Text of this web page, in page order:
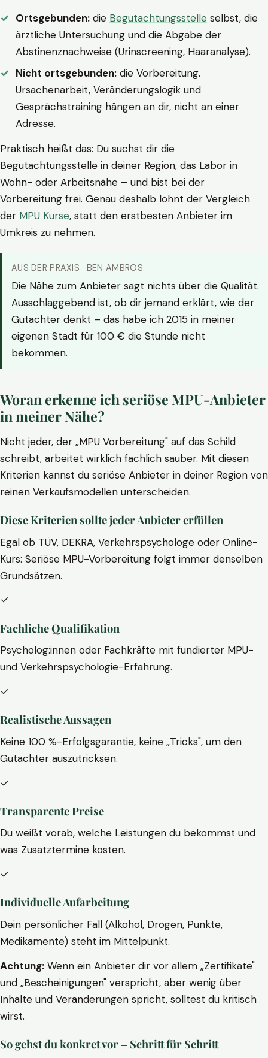
Ortsgebunden: die Begutachtungsstelle selbst, die
ärztliche Untersuchung und die Abgabe der
Abstinenznachweise (Urinscreening, Haaranalyse).
Nicht ortsgebunden: die Vorbereitung.
Ursachenarbeit, Veränderungslogik und
Gesprächstraining hängen an dir, nicht an einer
Adresse.
Praktisch heißt das: Du suchst dir die
Begutachtungsstelle in deiner Region, das Labor in
Wohn- oder Arbeitsnähe – und bist bei der
Vorbereitung frei. Genau deshalb lohnt der Vergleich
der MPU Kurse, statt den erstbesten Anbieter im
Umkreis zu nehmen.
AUS DER PRAXIS · BEN AMBROS
Die Nähe zum Anbieter sagt nichts über die Qualität.
Ausschlaggebend ist, ob dir jemand erklärt, wie der
Gutachter denkt – das habe ich 2015 in meiner
eigenen Stadt für 100 € die Stunde nicht
bekommen.
Woran erkenne ich seriöse MPU-Anbieter
in meiner Nähe?
Nicht jeder, der „MPU Vorbereitung" auf das Schild
schreibt, arbeitet wirklich fachlich sauber. Mit diesen
Kriterien kannst du seriöse Anbieter in deiner Region von
reinen Verkaufsmodellen unterscheiden.
Diese Kriterien sollte jeder Anbieter erfüllen
Egal ob TÜV, DEKRA, Verkehrspsychologe oder Online-
Kurs: Seriöse MPU-Vorbereitung folgt immer denselben
Grundsätzen.
✓
Fachliche Qualifikation
Psycholog:innen oder Fachkräfte mit fundierter MPU-
und Verkehrspsychologie-Erfahrung.
✓
Realistische Aussagen
Keine 100 %-Erfolgsgarantie, keine „Tricks", um den
Gutachter auszutricksen.
✓
Transparente Preise
Du weißt vorab, welche Leistungen du bekommst und
was Zusatztermine kosten.
✓
Individuelle Aufarbeitung
Dein persönlicher Fall (Alkohol, Drogen, Punkte,
Medikamente) steht im Mittelpunkt.
Achtung: Wenn ein Anbieter dir vor allem „Zertifikate"
und „Bescheinigungen" verspricht, aber wenig über
Inhalte und Veränderungen spricht, solltest du kritisch
wirst.
So gehst du konkret vor – Schritt für Schritt